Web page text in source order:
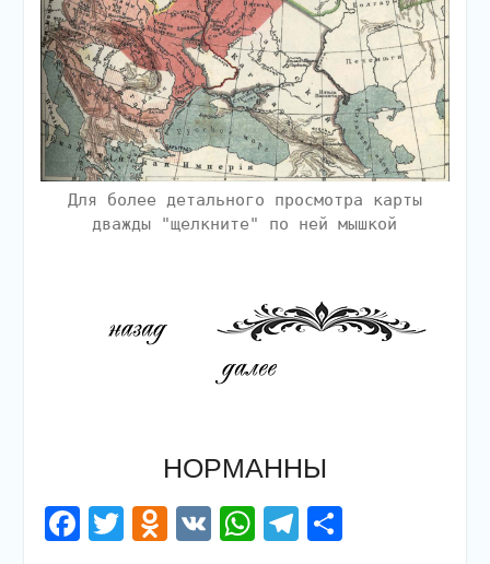
Для более детального просмотра карты
дважды "щелкните" по ней мышкой
НОРМАННЫ
Facebook
Twitter
Odnoklassniki
VKWhatsApp
Telegram